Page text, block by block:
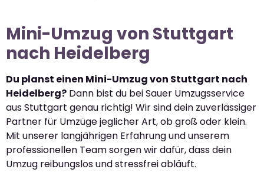
Mini-Umzug von Stuttgart
nach Heidelberg
Du planst einen Mini-Umzug von Stuttgart nach
Heidelberg? Dann bist du bei Sauer Umzugsservice
aus Stuttgart genau richtig! Wir sind dein zuverlässiger
Partner für Umzüge jeglicher Art, ob groß oder klein.
Mit unserer langjährigen Erfahrung und unserem
professionellen Team sorgen wir dafür, dass dein
Umzug reibungslos und stressfrei abläuft.